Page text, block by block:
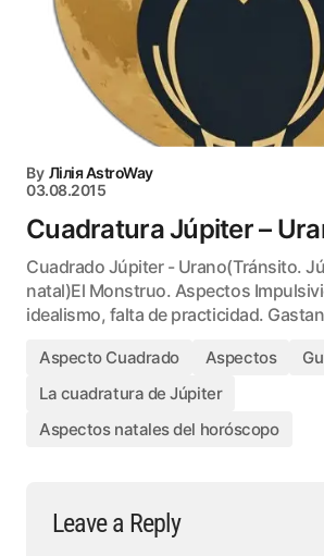
By Лілія AstroWay
03.08.2015
Cuadratura Júpiter –
Cuadrado Júpiter - Urano(Tránsito.
natal)El Monstruo. Aspectos
idealismo, falta de practicidad.
Aspecto Cuadrado Aspectos
La cuadratura de Júpiter
Aspectos natales del horóscopo
Leave a Reply